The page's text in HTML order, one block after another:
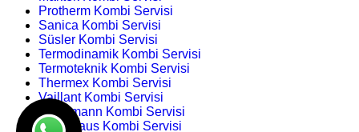
Protherm Kombi Servisi
Sanica Kombi Servisi
Süsler Kombi Servisi
Termodinamik Kombi Servisi
Termoteknik Kombi Servisi
Thermex Kombi Servisi
Vaillant Kombi Servisi
Viessmann Kombi Servisi
Warmhaus Kombi Servisi